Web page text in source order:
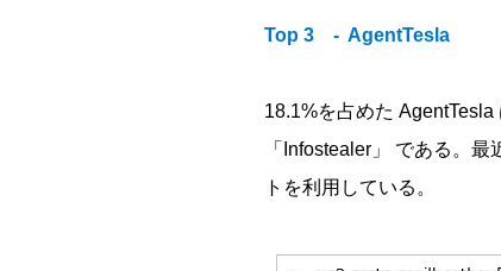
Top 3 - AgentTesla
18.1%を占めた
「Infostealer」 である。
トを利用している。